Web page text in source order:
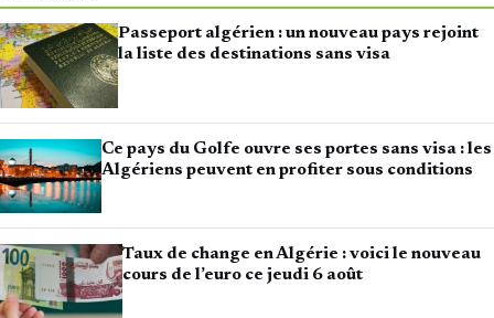
Passeport algérien : un nouveau pays rejoint
la liste des destinations sans visa
Ce pays du Golfe ouvre ses portes sans visa : les
Algériens peuvent en profiter sous conditions
Taux de change en Algérie : voici le nouveau
cours de l’euro ce jeudi 6 août